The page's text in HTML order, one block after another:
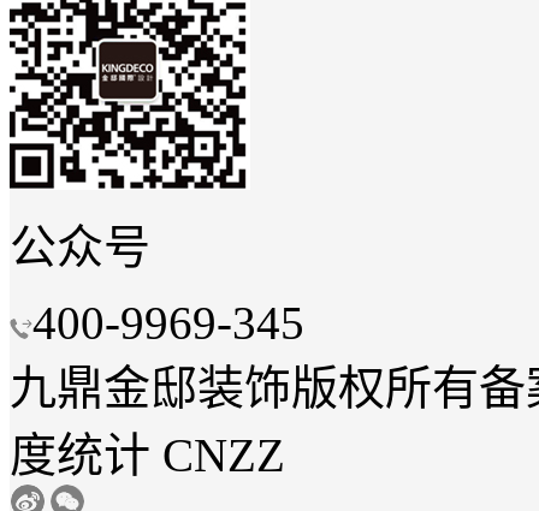
公众号
400-9969-345
九鼎金邸装饰版权所有备
度统计 CNZZ